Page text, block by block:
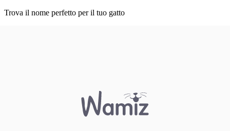
Trova il nome perfetto per il tuo gatto